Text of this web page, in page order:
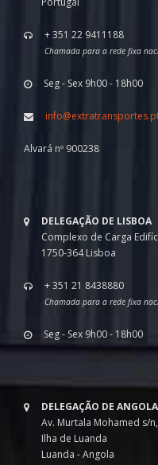
+ 351 22 9411188
Chamada para a rede fixa
Seg - Sex 9h00 - 18h00
Alvará nº 900238
DELEGAÇÃO DE LISBOA
Complexo de Carga
1750-364 Lisboa
+ 351 21 8438880
Chamada para a rede fixa
Seg - Sex 9h00 - 18h00
DELEGAÇÃO DE ANGOLA
Av. Murtala Mohamed s/
Ilha de Luanda
Luanda - Angola